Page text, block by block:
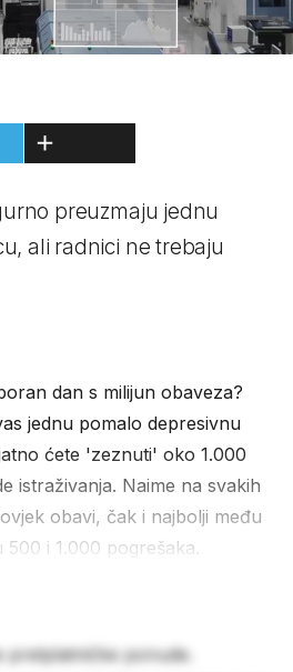
preuzmaju jednu
ali radnici ne trebaju
dan s milijun obaveza?
jednu pomalo depresivnu
ćete 'zeznuti' oko 1.000
istraživanja. Naime na svakih
obavi, čak i najbolji među
i 1.000 pogrešaka.
pretplatničke ponude.